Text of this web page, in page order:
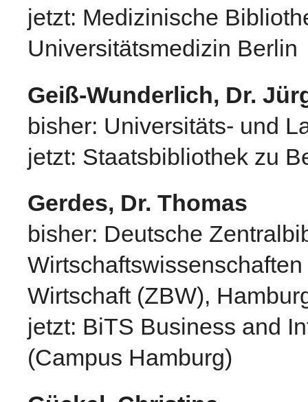
jetzt: Medizinische
Universitätsmedizin Berlin
Geiß-Wunderlich, Dr.
bisher: Universitäts- und
jetzt: Staatsbibliothek zu
Gerdes, Dr. Thomas
bisher: Deutsche
Wirtschaft (ZBW),
jetzt: BiTS Business and
(Campus Hamburg)